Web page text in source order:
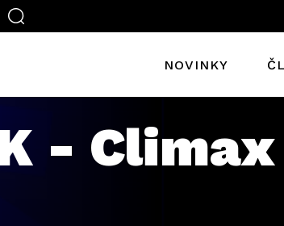
NOVINKY
- Climax